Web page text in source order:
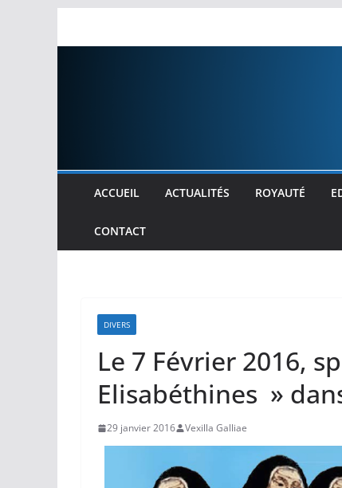
ACCUEIL ACTUALITÉS ROYAUTÉ
CONTACT
DIVERS
Le 7 Février 2016,
Elisabéthines »
29 janvier 2016 Vexilla Galliae